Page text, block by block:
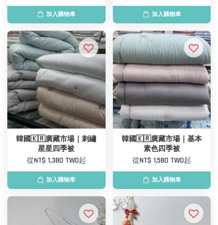
加入購物車 加入購物車
韓國🇰🇷廣藏市場｜刺繡
星星四季被
從NT$ 1,380 TWD起
加入購物車
韓國🇰🇷廣藏市場｜基本
素色四季被
從NT$ 1,580 TWD起
加入購物車